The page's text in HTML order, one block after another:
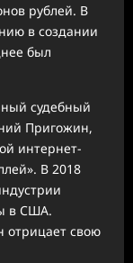
рублей. В
в создании
был
судебный
Пригожин,
интернет-
В 2018
в США.
отрицает свою